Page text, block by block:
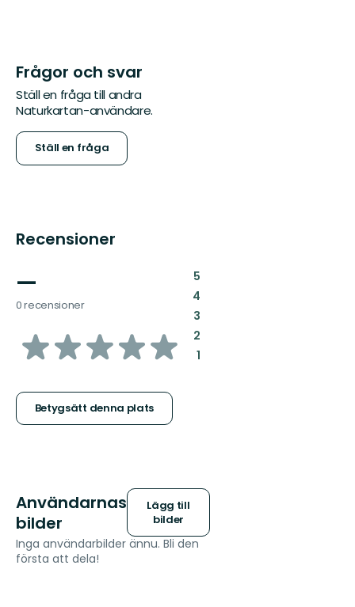
Frågor och svar
Ställ en fråga till andra
Naturkartan-användare.
Ställ en fråga
Recensioner
—
0 recensioner
av
stjärnor
Betygsätt denna plats
5:
4:
3:
2:
1:
Användarnas
bilder
Lägg till
bilder
Inga användarbilder ännu. Bli den
första att dela!